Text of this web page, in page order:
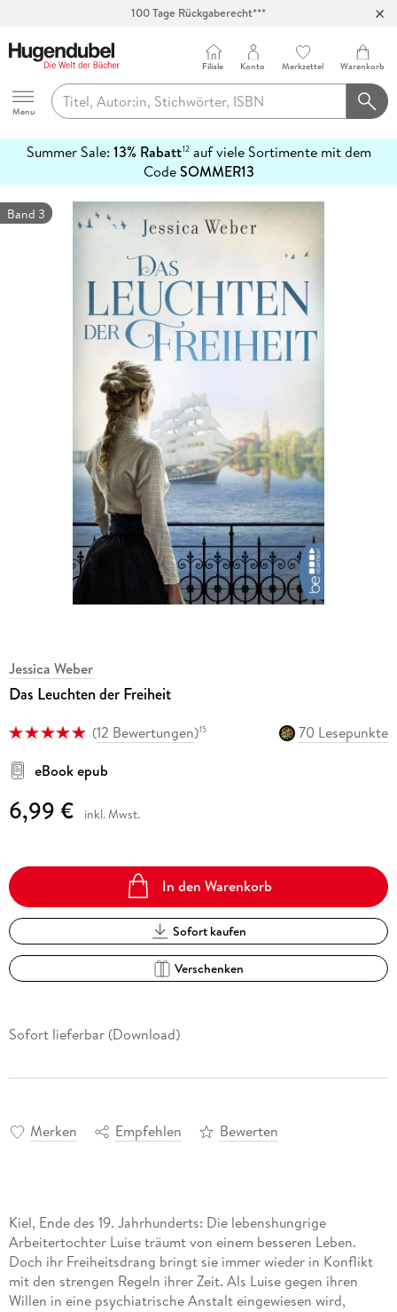
100 Tage Rückgaberecht***
Hugendubel
Menu
Filiale Konto Merkzettel Warenkorb
Summer Sale: 13% Rabatt12auf viele Sortimente mit dem
CodeSOMMER13
erfahren
Band 3
Jessica Weber
Das Leuchten der Freiheit
(12 Bewertungen)15
70 Lesepunkte
eBook epub
6,99 € inkl. Mwst.
In den Warenkorb
Sofort kaufen
Verschenken
Sofort lieferbar (Download)
Merken Empfehlen Bewerten
Kiel, Ende des 19. Jahrhunderts: Die lebenshungrige
Arbeitertochter Luise träumt von einem besseren Leben.
Doch ihr Freiheitsdrang bringt sie immer wieder in Konflikt
mit den strengen Regeln ihrer Zeit. Als Luise gegen ihren
Willen in eine psychiatrische Anstalt eingewiesen wird,